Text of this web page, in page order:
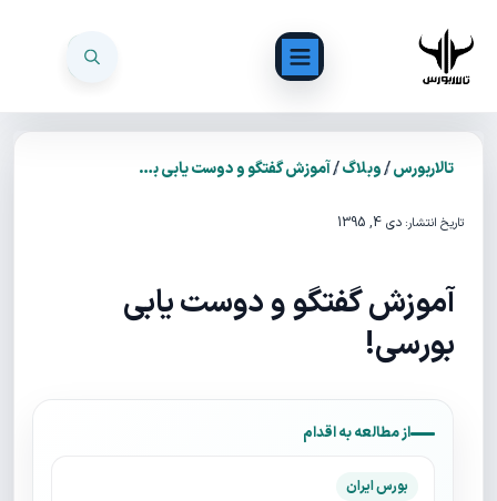
تالاربورس/وبلاگ/ آموزش گفتگو و دوست یابی بورسی!
تاریخ انتشار: دی 4, 1395
آموزش گفتگو و دوست یابی
بورسی!
از مطالعه به اقدام
بورس ایران